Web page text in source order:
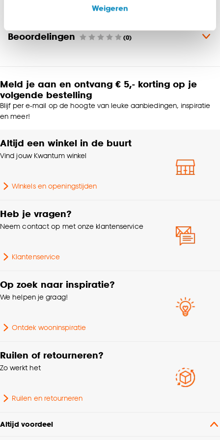
advertenties en communicatie.
Klik op ‘Ja, alles toestaan’ om gebruik te maken
accepteren door op ‘Cookies aanpassen’ te
klikken.
Goed om te weten is dat je deze keuze altijd nog
cookieverklaring .
WeigerenZilverkleurig
Materiaal Aluminium
Kleurtint Zilver
Samenstelling
Breedte 330 CM
Afnemen met vochtige
Montage materiaal
Kenmerken
ladderkoord, Geschikt
voor vochtige ruimtes,
Handmatig, Elektrisch
Lamelbreedte
Garantietermijn
Beoordelingen (0)
Meld je aan en ontvang € 5,- korting op je
volgende bestelling
Blijf per e-mail op de hoogte van leuke aanbiedingen, inspiratie
en meer!
Altijd een winkel in de buurt
Vind jouw Kwantum winkel
Winkels en openingstijden
Heb je vragen?
Neem contact op met onze klantenservice
Klantenservice
Op zoek naar inspiratie?
We helpen je graag!
Ontdek wooninspiratie
Ruilen of retourneren?
Zo werkt het
Ruilen en retourneren
Altijd voordeel